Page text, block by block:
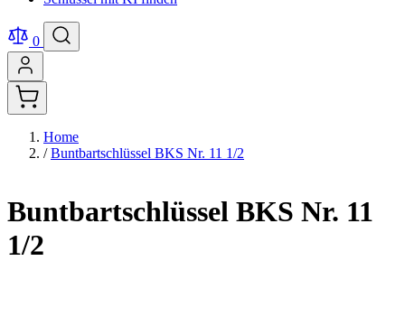
0
Home
/ Buntbartschlüssel BKS Nr. 11 1/2
Buntbartschlüssel BKS Nr. 11
1/2